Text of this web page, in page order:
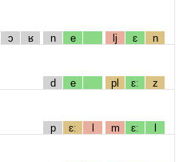
ɔ ʁ n e lj ɛ n
d e pl ɛː z
p ɛː l m ɛː l